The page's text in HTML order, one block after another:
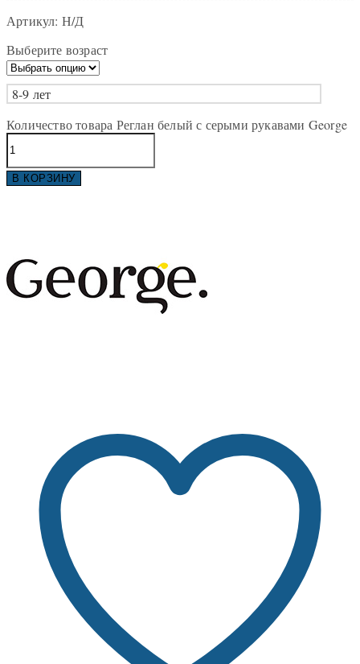
Артикул: Н/Д
Выберите возраст
8-9 лет
Количество товара Реглан белый с серыми рукавами George
В КОРЗИНУ